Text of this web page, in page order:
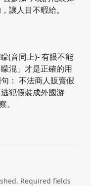
讓人目不暇給。
(音同上)- 有眼不能
混」才是正確的用
： 不法商人販賣假
犯假裝成外國游
。
Required fields